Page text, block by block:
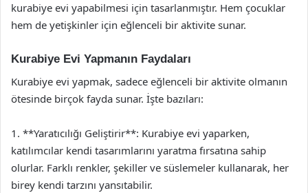
kurabiye evi yapabilmesi için tasarlanmıştır. Hem çocuklar
hem de yetişkinler için eğlenceli bir aktivite sunar.
Kurabiye Evi Yapmanın Faydaları
Kurabiye evi yapmak, sadece eğlenceli bir aktivite olmanın
ötesinde birçok fayda sunar. İşte bazıları:
1. **Yaratıcılığı Geliştirir**: Kurabiye evi yaparken,
katılımcılar kendi tasarımlarını yaratma fırsatına sahip
olurlar. Farklı renkler, şekiller ve süslemeler kullanarak, her
birey kendi tarzını yansıtabilir.